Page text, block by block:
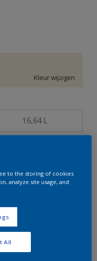
Kleur wijzigen
16,64 L
gaten, we werken
vullen.
to the storing of cookies
analyze site usage, and
All